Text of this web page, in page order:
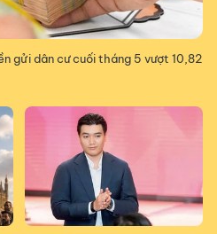
gửi dân cư cuối tháng 5 vượt 10,82